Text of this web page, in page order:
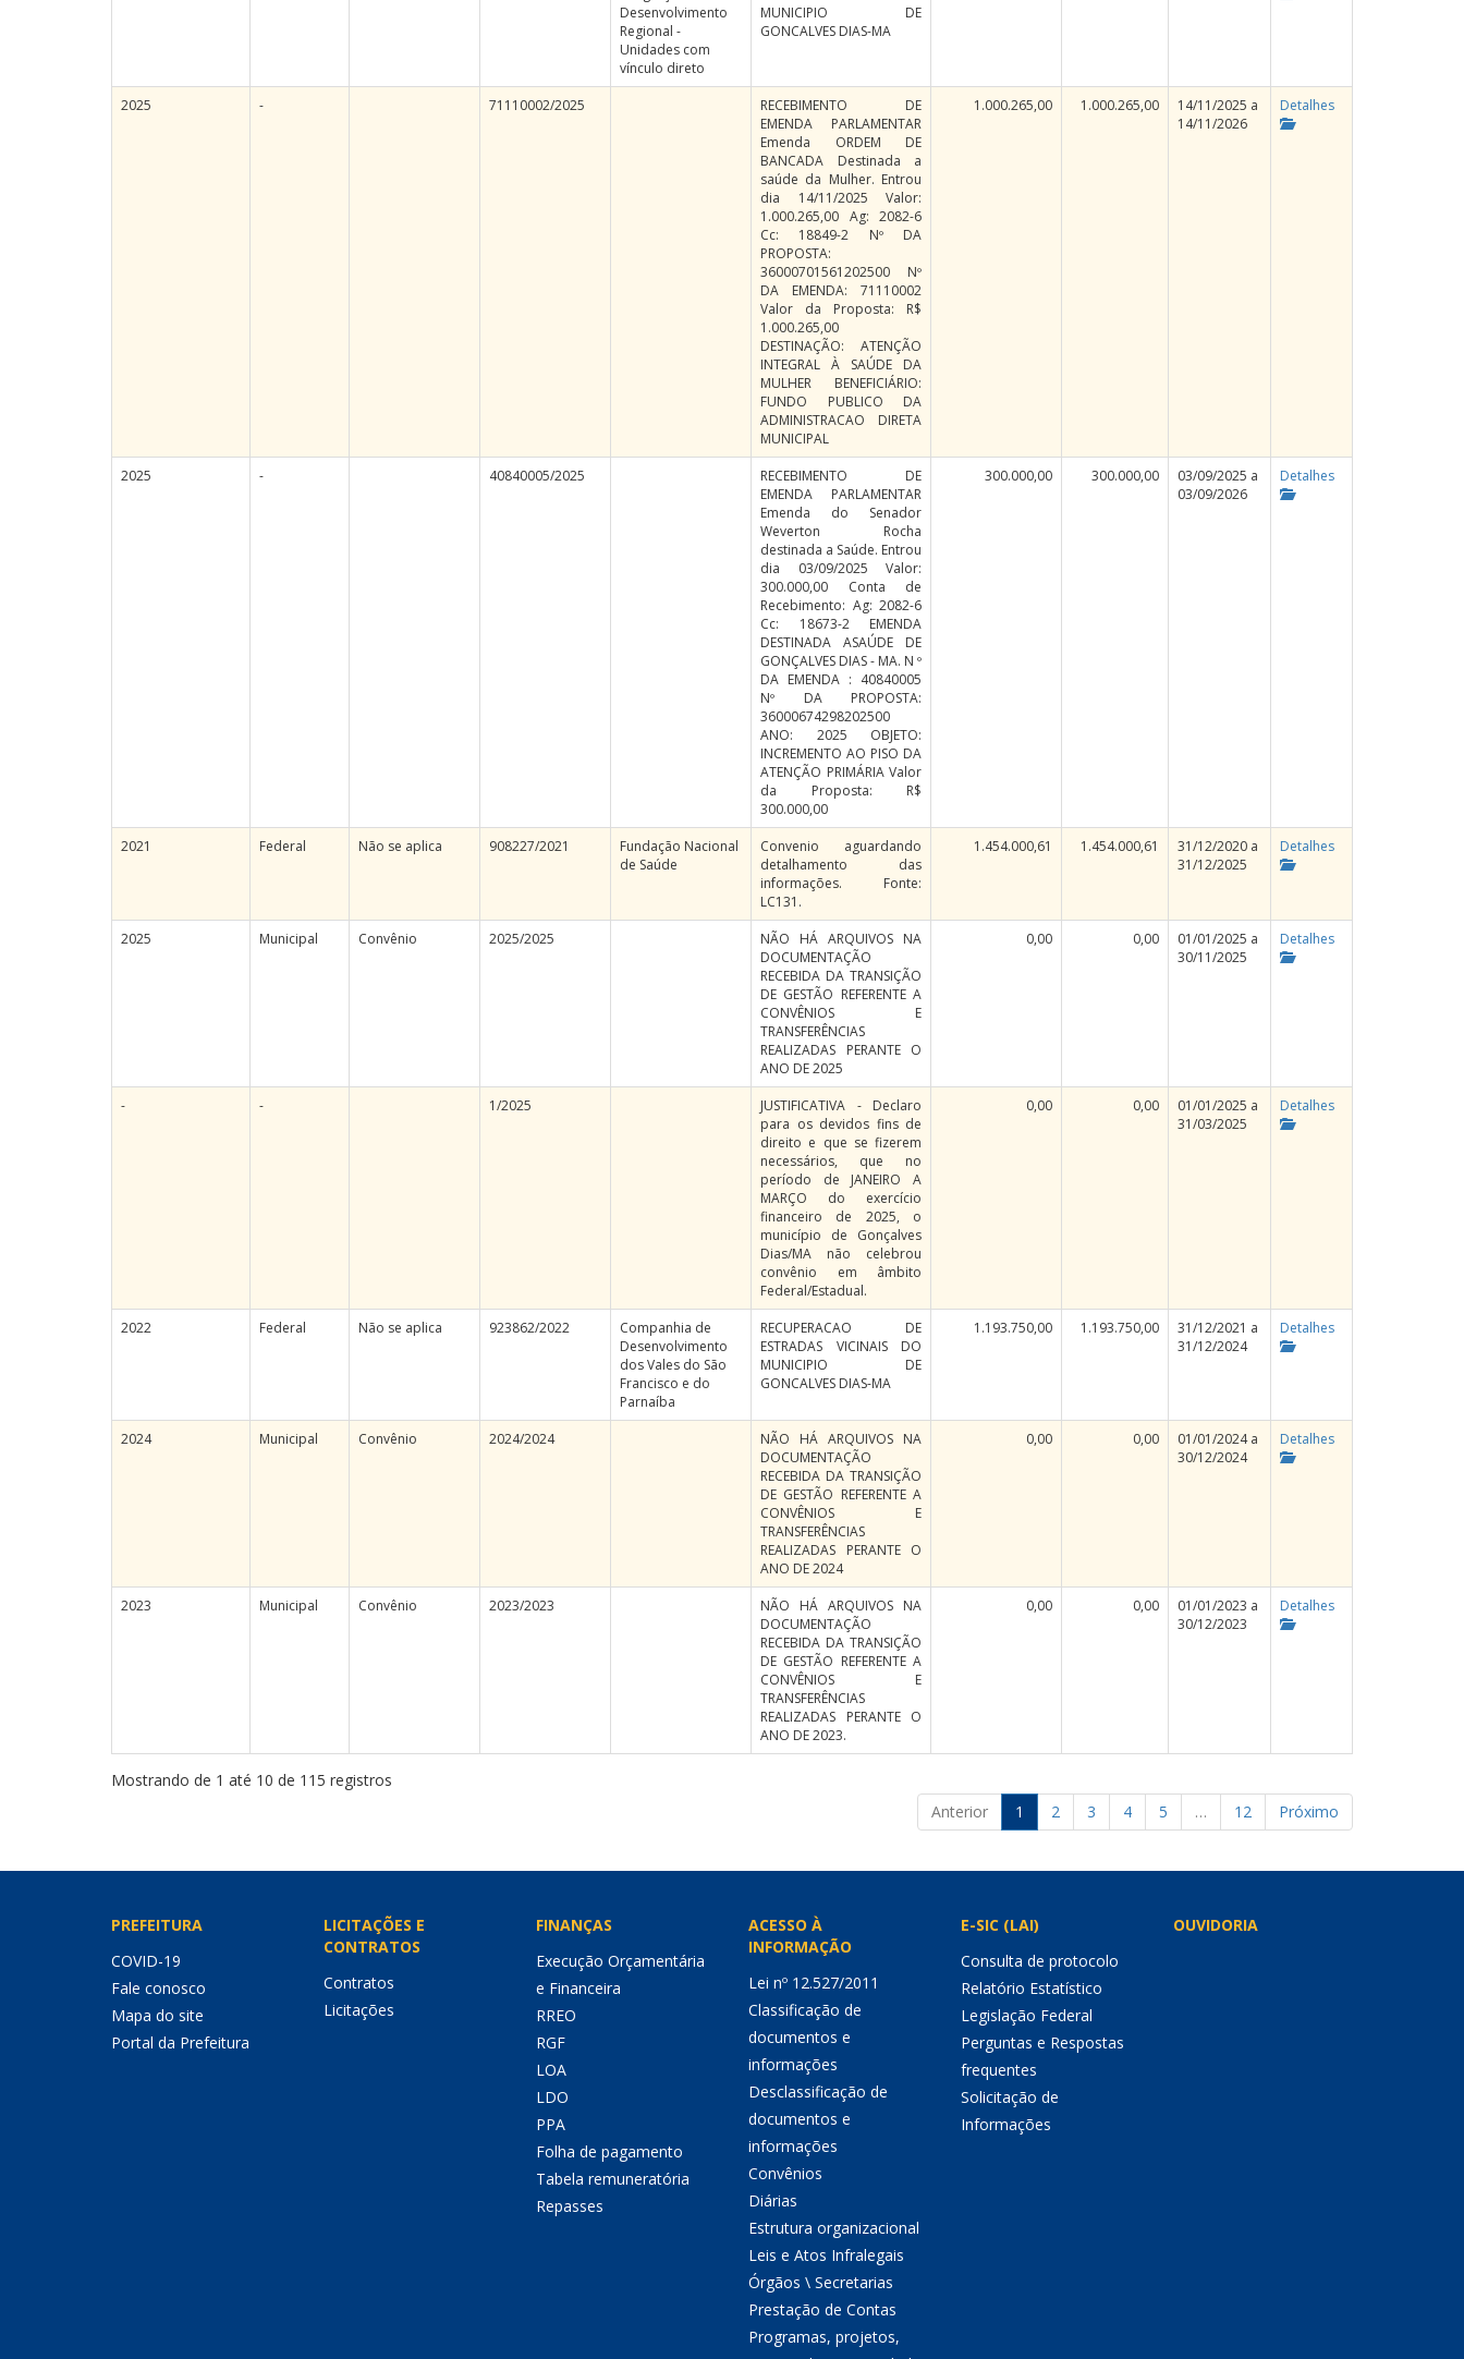
Desenvolvimento
Regional -
Unidades com
vínculo direto
MUNICIPIO DE
GONCALVES DIAS-MA
2025 - 71110002/2025
RECEBIMENTO DE
EMENDA PARLAMENTAR
Emenda ORDEM DE
BANCADA Destinada a
saúde da Mulher. Entrou
dia 14/11/2025 Valor:
1.000.265,00 Ag: 2082-6
Cc: 18849-2 Nº DA
PROPOSTA:
36000701561202500 Nº
DA EMENDA: 71110002
Valor da Proposta: R$
1.000.265,00
DESTINAÇÃO: ATENÇÃO
INTEGRAL À SAÚDE DA
MULHER BENEFICIÁRIO:
FUNDO PUBLICO DA
ADMINISTRACAO DIRETA
MUNICIPAL
1.000.265,00 1.000.265,00
14/11/2025 a
14/11/2026
Detalhes
2025 - 40840005/2025
RECEBIMENTO DE
EMENDA PARLAMENTAR
Emenda do Senador
Weverton Rocha
destinada a Saúde. Entrou
dia 03/09/2025 Valor:
300.000,00 Conta de
Recebimento: Ag: 2082-6
Cc: 18673-2 EMENDA
DESTINADA ASAÚDE DE
GONÇALVES DIAS - MA. N º
DA EMENDA : 40840005
Nº DA PROPOSTA:
36000674298202500
ANO: 2025 OBJETO:
INCREMENTO AO PISO DA
ATENÇÃO PRIMÁRIA Valor
da Proposta: R$
300.000,00
300.000,00 300.000,00
03/09/2025 a
03/09/2026
Detalhes
2021 Federal Não se aplica 908227/2021
Fundação Nacional
de Saúde
Convenio aguardando
detalhamento das
informações. Fonte:
LC131.
1.454.000,61 1.454.000,61
31/12/2020 a
31/12/2025
Detalhes
2025 Municipal Convênio 2025/2025
NÃO HÁ ARQUIVOS NA
DOCUMENTAÇÃO
RECEBIDA DA TRANSIÇÃO
DE GESTÃO REFERENTE A
CONVÊNIOS E
TRANSFERÊNCIAS
REALIZADAS PERANTE O
ANO DE 2025
0,00 0,00
01/01/2025 a
30/11/2025
Detalhes
- - 1/2025
JUSTIFICATIVA - Declaro
para os devidos fins de
direito e que se fizerem
necessários, que no
período de JANEIRO A
MARÇO do exercício
financeiro de 2025, o
município de Gonçalves
Dias/MA não celebrou
convênio em âmbito
Federal/Estadual.
0,00 0,00
01/01/2025 a
31/03/2025
Detalhes
2022 Federal Não se aplica 923862/2022
Companhia de
Desenvolvimento
dos Vales do São
Francisco e do
Parnaíba
RECUPERACAO DE
ESTRADAS VICINAIS DO
MUNICIPIO DE
GONCALVES DIAS-MA
1.193.750,00 1.193.750,00
31/12/2021 a
31/12/2024
Detalhes
2024 Municipal Convênio 2024/2024
NÃO HÁ ARQUIVOS NA
DOCUMENTAÇÃO
RECEBIDA DA TRANSIÇÃO
DE GESTÃO REFERENTE A
CONVÊNIOS E
TRANSFERÊNCIAS
REALIZADAS PERANTE O
ANO DE 2024
0,00 0,00
01/01/2024 a
30/12/2024
Detalhes
2023 Municipal Convênio 2023/2023
NÃO HÁ ARQUIVOS NA
DOCUMENTAÇÃO
RECEBIDA DA TRANSIÇÃO
DE GESTÃO REFERENTE A
CONVÊNIOS E
TRANSFERÊNCIAS
REALIZADAS PERANTE O
ANO DE 2023.
0,00 0,00
01/01/2023 a
30/12/2023
Detalhes
Mostrando de 1 até 10 de 115 registros
Anterior
1 2 3 4 5 … 12 Próximo
PREFEITURA
COVID-19
Fale conosco
Mapa do site
Portal da Prefeitura
LICITAÇÕES E
CONTRATOS
Contratos
Licitações
FINANÇAS
Execução Orçamentária
e Financeira
RREO
RGF
LOA
LDO
PPA
Folha de pagamento
Tabela remuneratória
Repasses
ACESSO À
INFORMAÇÃO
Lei nº 12.527/2011
Classificação de
documentos e
informações
Desclassificação de
documentos e
informações
Convênios
Diárias
Estrutura organizacional
Leis e Atos Infralegais
Órgãos \ Secretarias
Prestação de Contas
Programas, projetos,
E-SIC (LAI)
Consulta de protocolo
Relatório Estatístico
Legislação Federal
Perguntas e Respostas
frequentes
Solicitação de
Informações
OUVIDORIA